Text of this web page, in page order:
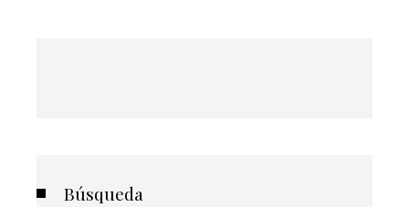
Búsqueda